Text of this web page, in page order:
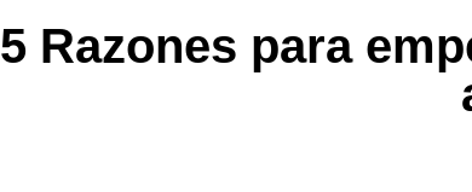
5 Razones para